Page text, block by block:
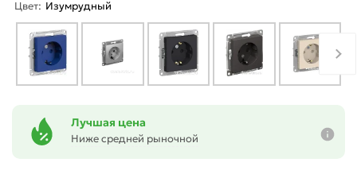
Цвет: Изумрудный
Лучшая цена
Ниже средней рыночной